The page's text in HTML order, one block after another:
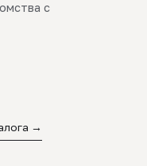
с
→